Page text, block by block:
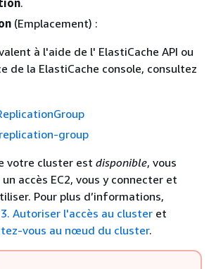
.
(Emplacement) :
à l'aide de l' ElastiCache API ou
de la ElastiCache console, consultez
group
votre cluster est disponible, vous
accès EC2, vous y connecter et
Pour plus d’informations,
Autoriser l'accès au cluster et
vous au nœud du cluster.